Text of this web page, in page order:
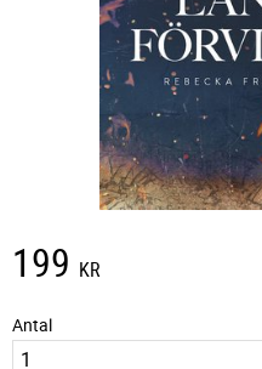
199 KR
Antal